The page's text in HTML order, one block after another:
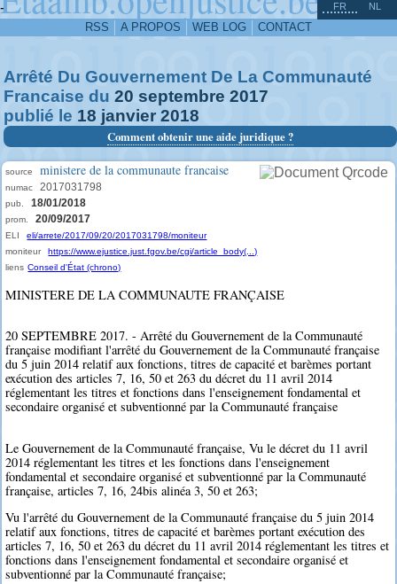
-
RSS A PROPOS WEB LOG CONTACT
FR NL
Arrêté Du Gouvernement De La Communauté
Francaise du 20 septembre 2017
publié le 18 janvier 2018
Comment obtenir une aide juridique ?
source ministere de la communaute francaise
numac 2017031798
pub. 18/01/2018
prom. 20/09/2017
ELI
eli/arrete/2017/09/20/2017031798/moniteur
moniteur
https://www.ejustice.just.fgov.be/cgi/article_body(...)
liens Conseil d'État (chrono)
MINISTERE DE LA COMMUNAUTE FRANÇAISE
20 SEPTEMBRE 2017. - Arrêté du Gouvernement de la Communauté
française modifiant l'arrêté du Gouvernement de la Communauté française
du 5 juin 2014 relatif aux fonctions, titres de capacité et barèmes portant
exécution des articles 7, 16, 50 et 263 du décret du 11 avril 2014
réglementant les titres et fonctions dans l'enseignement fondamental et
secondaire organisé et subventionné par la Communauté française
Le Gouvernement de la Communauté française, Vu le décret du 11 avril
2014 réglementant les titres et les fonctions dans l'enseignement
fondamental et secondaire organisé et subventionné par la Communauté
française, articles 7, 16, 24bis alinéa 3, 50 et 263;
Vu l'arrêté du Gouvernement de la Communauté française du 5 juin 2014
relatif aux fonctions, titres de capacité et barèmes portant exécution des
articles 7, 16, 50 et 263 du décret du 11 avril 2014 réglementant les titres et
fonctions dans l'enseignement fondamental et secondaire organisé et
subventionné par la Communauté française;
^